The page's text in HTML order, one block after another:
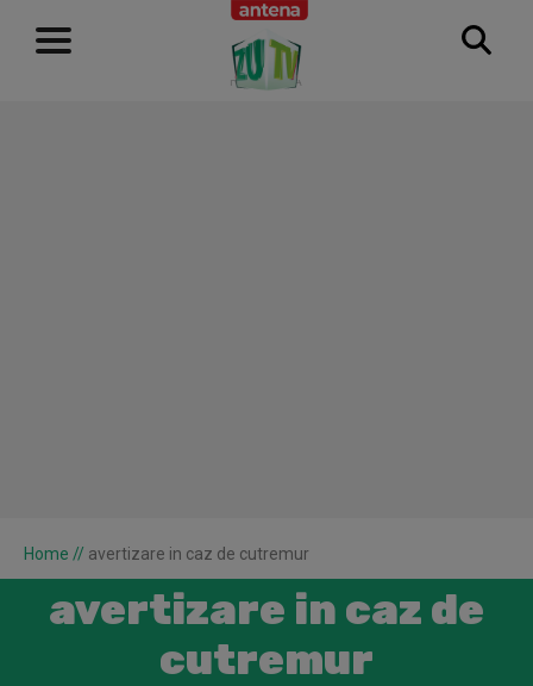
RECLAMĂ
Home // avertizare in caz de cutremur
avertizare in caz de
cutremur